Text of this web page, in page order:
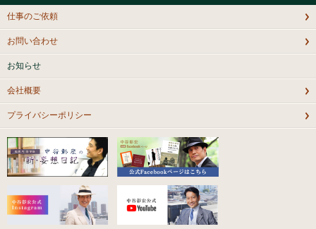
仕事のご依頼
お問い合わせ
お知らせ
会社概要
プライバシーポリシー